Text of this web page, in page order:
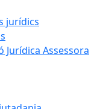
jurídics
Jurídica Assessora